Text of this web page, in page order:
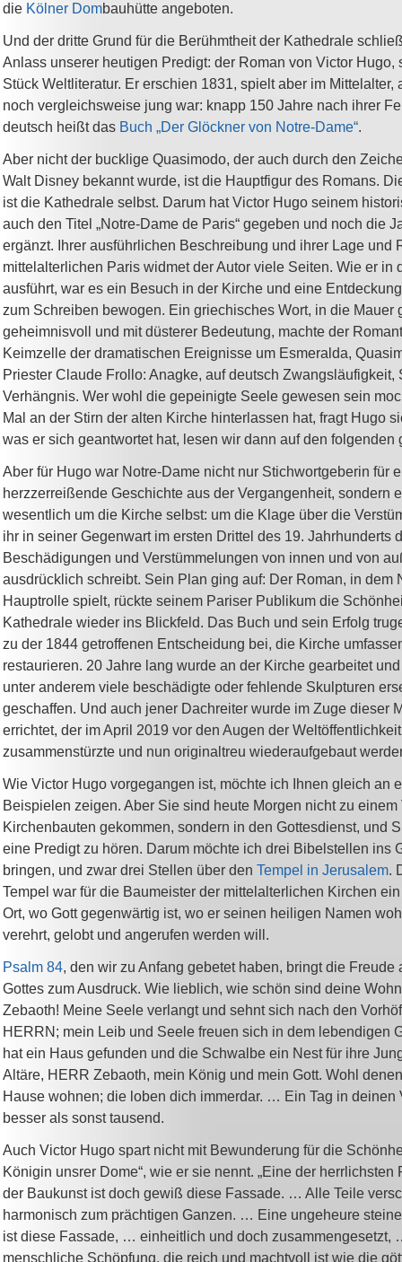
die Kölner Dombauhütte angeboten.
Und der dritte Grund für die Berühmtheit der Kathedrale
Anlass unserer heutigen Predigt: der Roman von Victor Hugo,
Stück Weltliteratur. Er erschien 1831, spielt aber im Mittelalter,
noch vergleichsweise jung war: knapp 150 Jahre nach ihrer
deutsch heißt das Buch „Der Glöckner von Notre-Dame“.
Aber nicht der bucklige Quasimodo, der auch durch den
Walt Disney bekannt wurde, ist die Hauptfigur des Romans.
ist die Kathedrale selbst. Darum hat Victor Hugo seinem
auch den Titel „Notre-Dame de Paris“ gegeben und noch die
ergänzt. Ihrer ausführlichen Beschreibung und ihrer Lage und
mittelalterlichen Paris widmet der Autor viele Seiten. Wie er in
ausführt, war es ein Besuch in der Kirche und eine
zum Schreiben bewogen. Ein griechisches Wort, in die Mauer
geheimnisvoll und mit düsterer Bedeutung, machte der
Keimzelle der dramatischen Ereignisse um Esmeralda,
Priester Claude Frollo: Anagke, auf deutsch Zwangsläufigkeit,
Verhängnis. Wer wohl die gepeinigte Seele gewesen sein
Mal an der Stirn der alten Kirche hinterlassen hat, fragt Hugo
was er sich geantwortet hat, lesen wir dann auf den folgenden
Aber für Hugo war Notre-Dame nicht nur Stichwortgeberin für
herzzerreißende Geschichte aus der Vergangenheit, sondern
wesentlich um die Kirche selbst: um die Klage über die
ihr in seiner Gegenwart im ersten Drittel des 19. Jahrhunderts
Beschädigungen und Verstümmelungen von innen und von
ausdrücklich schreibt. Sein Plan ging auf: Der Roman, in dem
Hauptrolle spielt, rückte seinem Pariser Publikum die
Kathedrale wieder ins Blickfeld. Das Buch und sein Erfolg
zu der 1844 getroffenen Entscheidung bei, die Kirche
restaurieren. 20 Jahre lang wurde an der Kirche gearbeitet
unter anderem viele beschädigte oder fehlende Skulpturen
geschaffen. Und auch jener Dachreiter wurde im Zuge dieser
errichtet, der im April 2019 vor den Augen der
zusammenstürzte und nun originaltreu wiederaufgebaut
Wie Victor Hugo vorgegangen ist, möchte ich Ihnen gleich an
Beispielen zeigen. Aber Sie sind heute Morgen nicht zu einem
Kirchenbauten gekommen, sondern in den Gottesdienst, und
eine Predigt zu hören. Darum möchte ich drei Bibelstellen ins
bringen, und zwar drei Stellen über den Tempel in Jerusalem.
Tempel war für die Baumeister der mittelalterlichen Kirchen
Ort, wo Gott gegenwärtig ist, wo er seinen heiligen Namen
verehrt, gelobt und angerufen werden will.
Psalm 84, den wir zu Anfang gebetet haben, bringt die Freude
Gottes zum Ausdruck. Wie lieblich, wie schön sind deine
Zebaoth! Meine Seele verlangt und sehnt sich nach den
HERRN; mein Leib und Seele freuen sich in dem lebendigen
hat ein Haus gefunden und die Schwalbe ein Nest für ihre
Altäre, HERR Zebaoth, mein König und mein Gott. Wohl
Hause wohnen; die loben dich immerdar. … Ein Tag in deinen
besser als sonst tausend.
Auch Victor Hugo spart nicht mit Bewunderung für die
Königin unsrer Dome“, wie er sie nennt. „Eine der herrlichsten
der Baukunst ist doch gewiß diese Fassade. … Alle Teile
harmonisch zum prächtigen Ganzen. … Eine ungeheure
ist diese Fassade, … einheitlich und doch zusammengesetzt,
menschliche Schöpfung, die reich und machtvoll ist wie die